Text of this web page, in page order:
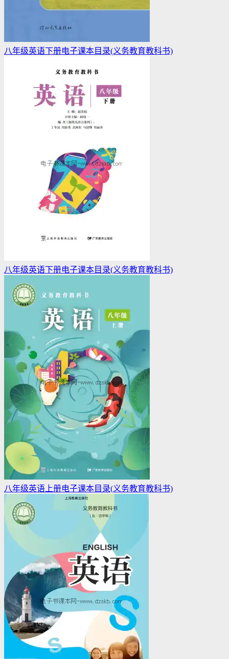
八年级英语下册电子课本目录(义务教育教科书)
八年级英语下册电子课本目录(义务教育教科书)
八年级英语上册电子课本目录(义务教育教科书)